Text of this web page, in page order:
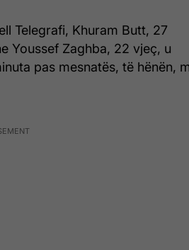
Telegrafi, Khuram Butt, 27
Youssef Zaghba, 22 vjeç, u
pas mesnatës, të hënën,